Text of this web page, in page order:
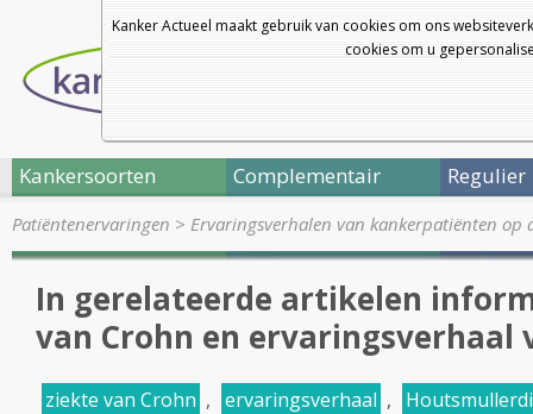
Kanker Actueel maakt gebruik van cookies om ons
cookies om u
Kankersoorten Complementair Regulier
Patiëntenervaringen > Ervaringsverhalen van kankerpatiënten op
In gerelateerde artikelen
van Crohn en ervaringsverhaal
ziekte van Crohn , ervaringsverhaal ,